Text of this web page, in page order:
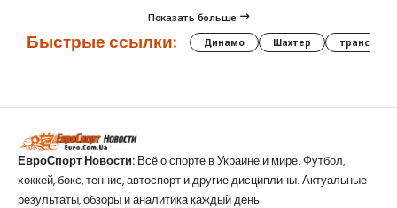
Показать больше
Быстрые ссылки: Динамо Шахтер трансферы
ЕвроСпорт Новости: Всё о спорте в Украине и мире. Футбол,
хоккей, бокс, теннис, автоспорт и другие дисциплины. Актуальные
результаты, обзоры и аналитика каждый день.